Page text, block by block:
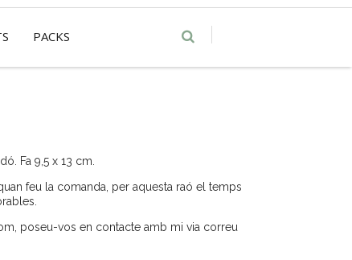
PACKS
Fa 9,5 x 13 cm.
feu la comanda, per aquesta raó el temps
poseu-vos en contacte amb mi via correu